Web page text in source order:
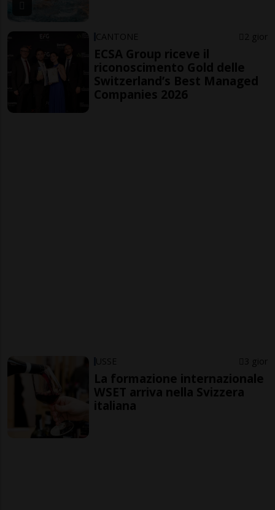
CANTONE 2 gior
ECSA Group riceve il
riconoscimento Gold delle
Switzerland’s Best Managed
Companies 2026
USSE 3 gior
La formazione internazionale
WSET arriva nella Svizzera
italiana